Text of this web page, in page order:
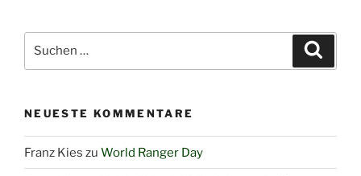
nach:
NEUESTE KOMMENTARE
Franz Kies zu World Ranger Day